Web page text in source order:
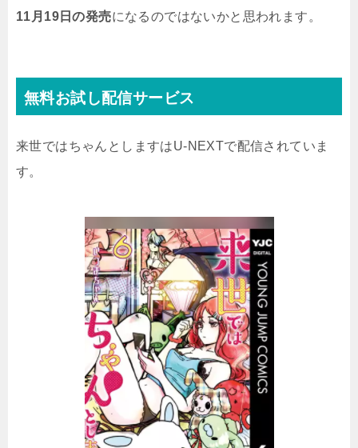
11月19日の発売になるのではないかと思われます。
無料お試し配信サービス
来世ではちゃんとしますはU-NEXTで配信されていま
す。